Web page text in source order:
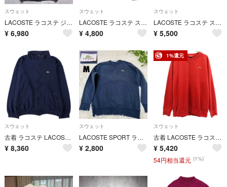
スウェット
LACOSTE ラコステ ジップ スウェット 古着 刺繍 L 黒 19597
¥ 6,980
スウェット
LACOSTE ラコステ スウェット XS カーキ 【古着】【中古】【送料無料】
¥ 4,800
スウェット
LACOSTE ラコステ スウェット S 紺 【古着】【中古】【送料無料】
¥ 5,500
スウェット
古着 ラコステ LACOSTE 鹿の子 フルジップスウェットシャツ トレーナー 6 メンズXL相当/eaa631066
¥ 8,360
スウェット
LACOSTE SPORT ラコステ スウェット トレーナー ネイビー Mサイズ
¥ 2,800
1%還元
スウェット
古着 LACOSTE ラコステ 日本製 長袖 スウェット トレーナー 4 レッド メンズ
¥ 5,420
54円相当還元 (1%)